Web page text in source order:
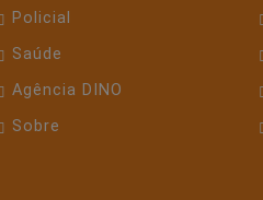
Policial
Saúde
Agência DINO
Sobre